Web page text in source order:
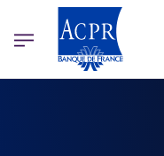
ACPR Menu Principal